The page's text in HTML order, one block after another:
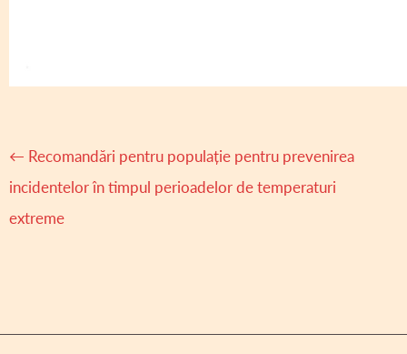
Navigare
articole
← Recomandări pentru populație pentru prevenirea
incidentelor în timpul perioadelor de temperaturi
extreme